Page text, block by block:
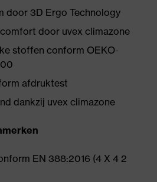
door 3D Ergo Technology
door uvex climazone
stoffen conform OEKO-
afdruktest
dankzij uvex climazone
EN 388:2016 (4 X 4 2